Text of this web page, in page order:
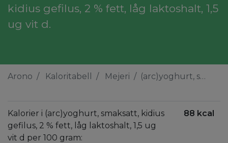
kidius gefilus, 2 % fett, låg laktoshalt, 1,5
ug vit d.
Arono Kaloritabell Mejeri (arc)yoghurt, smaksatt, kidius gefilus, 2 % fett, låg laktoshalt, 1,5 ug vit d
Kalorier i (arc)yoghurt, smaksatt, kidius
gefilus, 2 % fett, låg laktoshalt, 1,5 ug
vit d per 100 gram:
88 kcal